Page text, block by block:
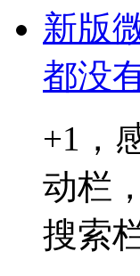
新版
都没
+1，
动栏
搜索